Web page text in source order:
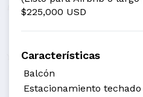
$225,000 USD
Características
Balcón
Estacionamiento techado